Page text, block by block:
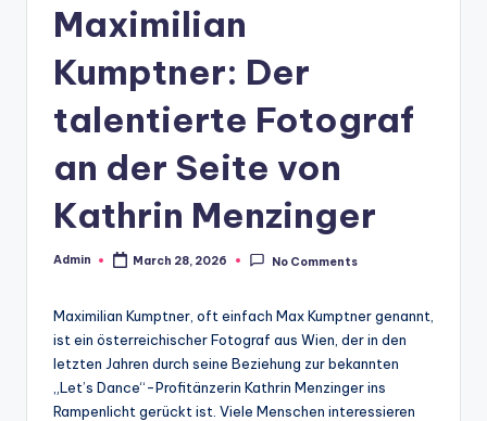
Maximilian
Kumptner: Der
talentierte Fotograf
an der Seite von
Kathrin Menzinger
Posted
Admin March 28, 2026 No Comments
Maximilian Kumptner, oft einfach Max Kumptner genannt,
ist ein österreichischer Fotograf aus Wien, der in den
letzten Jahren durch seine Beziehung zur bekannten
„Let’s Dance“-Profitänzerin Kathrin Menzinger ins
Rampenlicht gerückt ist. Viele Menschen interessieren